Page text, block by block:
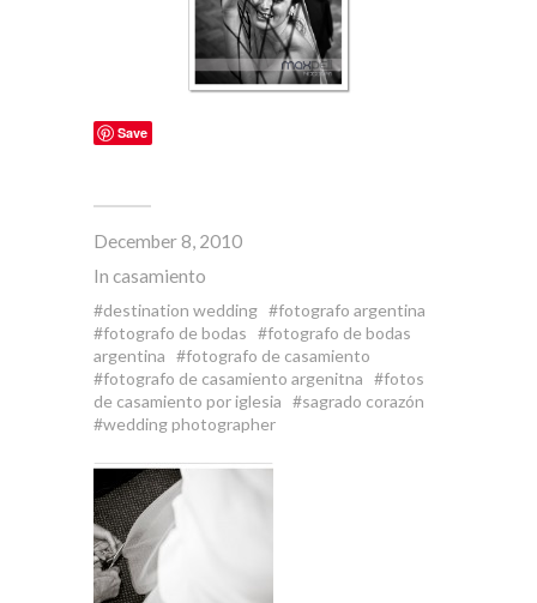
Save
December 8, 2010
In casamiento
destination wedding
fotografo argentina
fotografo de bodas
fotografo de bodas
argentina
fotografo de casamiento
fotografo de casamiento argenitna
fotos
de casamiento por iglesia
sagrado corazón
wedding photographer